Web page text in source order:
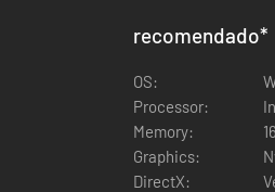
recomendado*
OS:
Processor:
Memory:
Graphics:
DirectX: